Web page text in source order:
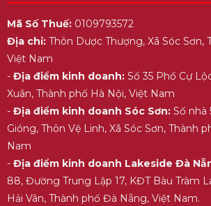
Mã Số Thuế:0109793572
Địa chỉ:Thôn Dược Thượng, Xã Sóc Sơn,
Việt Nam
- Địa điểm kinh doanh:Số 35 Phố Cự
Xuân, Thành phố Hà Nội, Việt Nam
- Địa điểm kinh doanh Sóc Sơn:Số nhà
Gióng, Thôn Vệ Linh, Xã Sóc Sơn, Thành
Nam
- Địa điểm kinh doanh Lakeside Đà
88, Đường Trung Lập 17, KĐT Bàu Tràm
Hải Vân, Thành phố Đà Nẵng, Việt Nam.